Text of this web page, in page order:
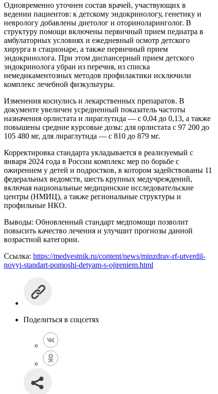
Одновременно уточнен состав врачей, участвующих в
ведении пациентов: к детскому эндокринологу, генетику и
неврологу добавлены диетолог и оториноларинголог. В
структуру помощи включены первичный прием педиатра в
амбулаторных условиях и ежедневный осмотр детского
хирурга в стационаре, а также первичный прием
эндокринолога. При этом диспансерный прием детского
эндокринолога убран из перечня, из списка
немедикаментозных методов профилактики исключили
комплекс лечебной физкультуры.
Изменения коснулись и лекарственных препаратов. В
документе увеличен усредненный показатель частоты
назначения орлистата и лираглутида — с 0,04 до 0,13, а также
повышены средние курсовые дозы: для орлистата с 97 200 до
105 480 мг, для лираглутида — с 810 до 879 мг.
Корректировка стандарта укладывается в реализуемый с
января 2024 года в России комплекс мер по борьбе с
ожирением у детей и подростков, в котором задействованы 11
федеральных ведомств, шесть крупных медучреждений,
включая национальные медицинские исследовательские
центры (НМИЦ), а также региональные структуры и
профильные НКО.
Выводы: Обновленный стандарт медпомощи позволит
повысить качество лечения и улучшит прогнозы данной
возрастной категории.
Ссылка: https://medvestnik.ru/content/news/minzdrav-rf-utverdil-
novyi-standart-pomoshi-detyam-s-ojireniem.html
Поделиться в соцсетях